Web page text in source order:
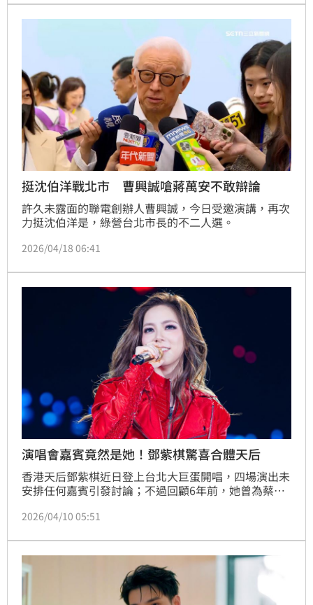
合作不僅是一場演技的碰撞，更是一段充滿歡笑與感動
的「充電」旅程。
挺沈伯洋戰北市 曹興誠嗆蔣萬安不敢辯論
許久未露面的聯電創辦人曹興誠，今日受邀演講，再次
力挺沈伯洋是，綠營台北市長的不二人選。
2026/04/18 06:41
演唱會嘉賓竟然是她！鄧紫棋驚喜合體天后
香港天后鄧紫棋近日登上台北大巨蛋開唱，四場演出未
安排任何嘉賓引發討論；不過回顧6年前，她曾為蔡依
掀起高度關注與話題。
2026/04/10 05:51